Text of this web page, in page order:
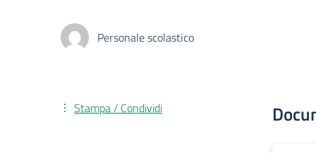
Personale scolastico
Stampa / Condividi